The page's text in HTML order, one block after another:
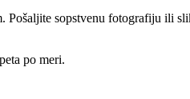
sopstvenu fotografiju ili
po meri.